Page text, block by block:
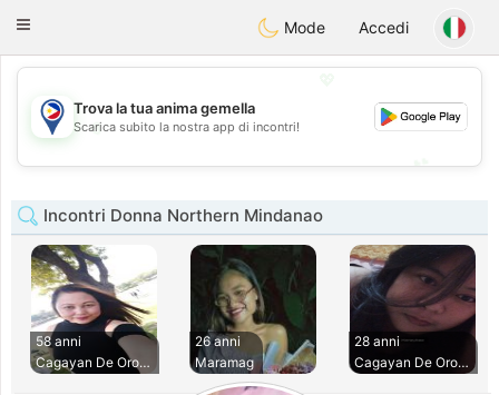
PhilippinesChat
Toggle
Mode Accedi
💖
💕
Trova la tua anima gemella
Scarica subito la nostra app di incontri!
Incontri Donna Northern Mindanao
58 anni
Cagayan De Oro Cit
26 anni
Maramag
28 anni
Cagayan De Oro Cit